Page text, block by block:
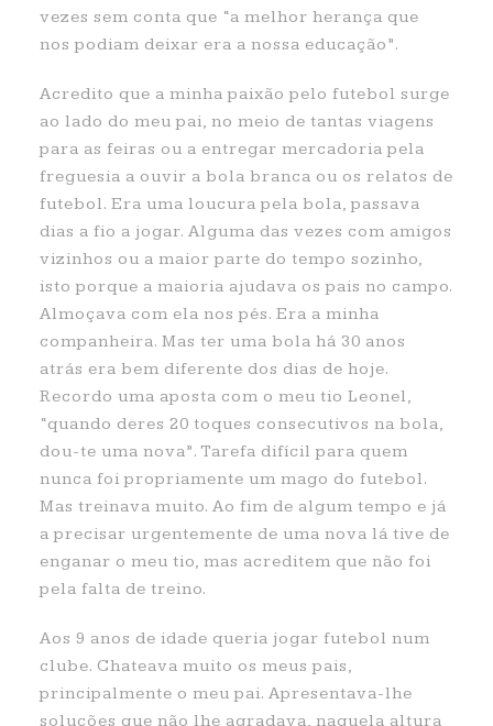
vezes sem conta que “a melhor herança que
nos podiam deixar era a nossa educação”.
Acredito que a minha paixão pelo futebol surge
ao lado do meu pai, no meio de tantas viagens
para as feiras ou a entregar mercadoria pela
freguesia a ouvir a bola branca ou os relatos de
futebol. Era uma loucura pela bola, passava
dias a fio a jogar. Alguma das vezes com amigos
vizinhos ou a maior parte do tempo sozinho,
isto porque a maioria ajudava os pais no campo.
Almoçava com ela nos pés. Era a minha
companheira. Mas ter uma bola há 30 anos
atrás era bem diferente dos dias de hoje.
Recordo uma aposta com o meu tio Leonel,
“quando deres 20 toques consecutivos na bola,
dou-te uma nova”. Tarefa difícil para quem
nunca foi propriamente um mago do futebol.
Mas treinava muito. Ao fim de algum tempo e já
a precisar urgentemente de uma nova lá tive de
enganar o meu tio, mas acreditem que não foi
pela falta de treino.
Aos 9 anos de idade queria jogar futebol num
clube. Chateava muito os meus pais,
principalmente o meu pai. Apresentava-lhe
soluções que não lhe agradava, naquela altura